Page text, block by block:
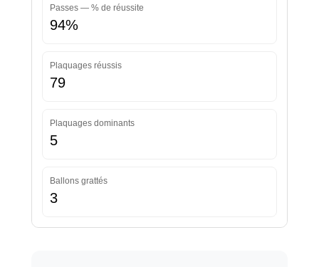
Passes — % de réussite
94%
Plaquages réussis
79
Plaquages dominants
5
Ballons grattés
3